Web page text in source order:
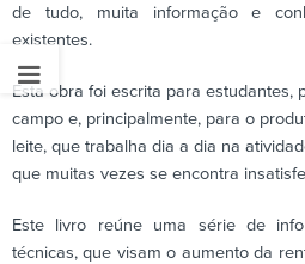
de tudo, muita informação e
existentes.
Esta obra foi escrita para estudantes,
campo e, principalmente, para o
leite, que trabalha dia a dia na
que muitas vezes se encontra
Este livro reúne uma série de
técnicas, que visam o aumento da